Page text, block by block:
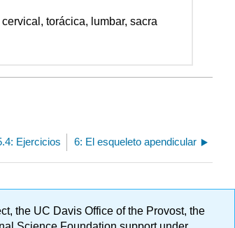
cervical, torácica, lumbar, sacra
Ejercicios 6: El esqueleto apendicular
the UC Davis Office of the Provost, the